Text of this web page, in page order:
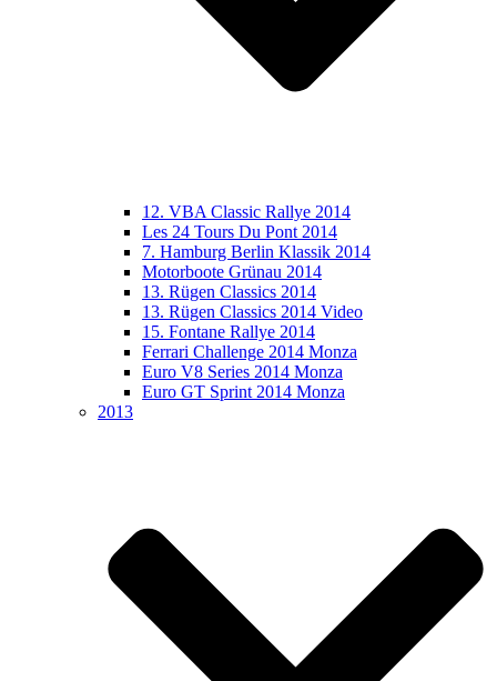
12. VBA Classic Rallye 2014
Les 24 Tours Du Pont 2014
7. Hamburg Berlin Klassik 2014
Motorboote Grünau 2014
13. Rügen Classics 2014
13. Rügen Classics 2014 Video
15. Fontane Rallye 2014
Ferrari Challenge 2014 Monza
Euro V8 Series 2014 Monza
Euro GT Sprint 2014 Monza
2013